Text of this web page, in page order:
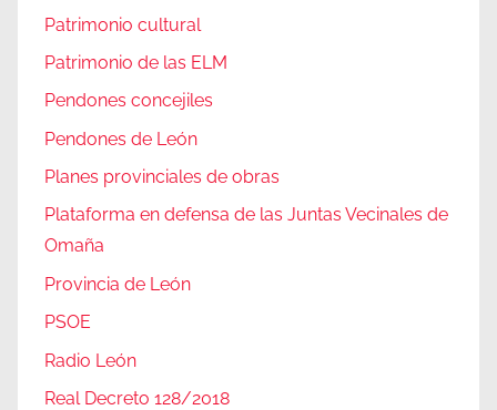
Patrimonio cultural
Patrimonio de las ELM
Pendones concejiles
Pendones de León
Planes provinciales de obras
Plataforma en defensa de las Juntas Vecinales de
Omaña
Provincia de León
PSOE
Radio León
Real Decreto 128/2018